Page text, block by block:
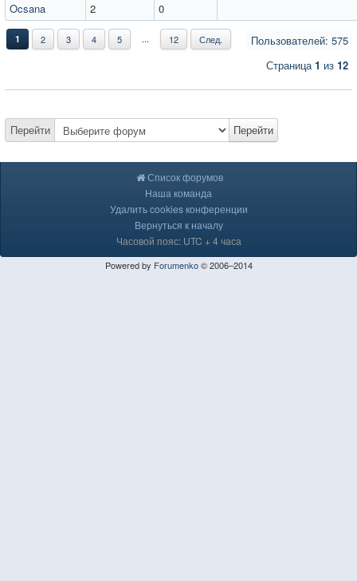
Ocsana
2 0
Пользователей: 575
1 2 3 4 5 ... 12 След.
Страница1 из 12
Перейти Перейти
Список форумов
Наша команда
Удалить cookies конференции
Вернуться к началу
Часовой пояс: UTC + 4 часа
Powered by Forumenko© 2006–2014